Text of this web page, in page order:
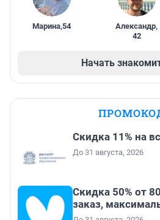
Марина,54 Александр,
42
Начать
Скидка 11% на
До 31 августа, 2026
Скидка 50% от
заказ,